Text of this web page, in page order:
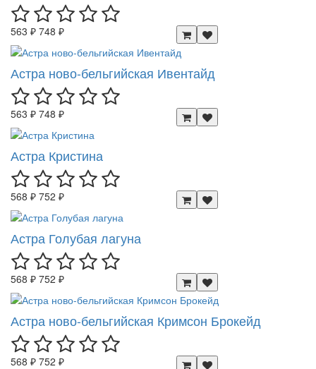
563 ₽ 748 ₽
Астра ново-бельгийская Ивентайд
563 ₽ 748 ₽
Астра Кристина
568 ₽ 752 ₽
Астра Голубая лагуна
568 ₽ 752 ₽
Астра ново-бельгийская Кримсон Брокейд
568 ₽ 752 ₽